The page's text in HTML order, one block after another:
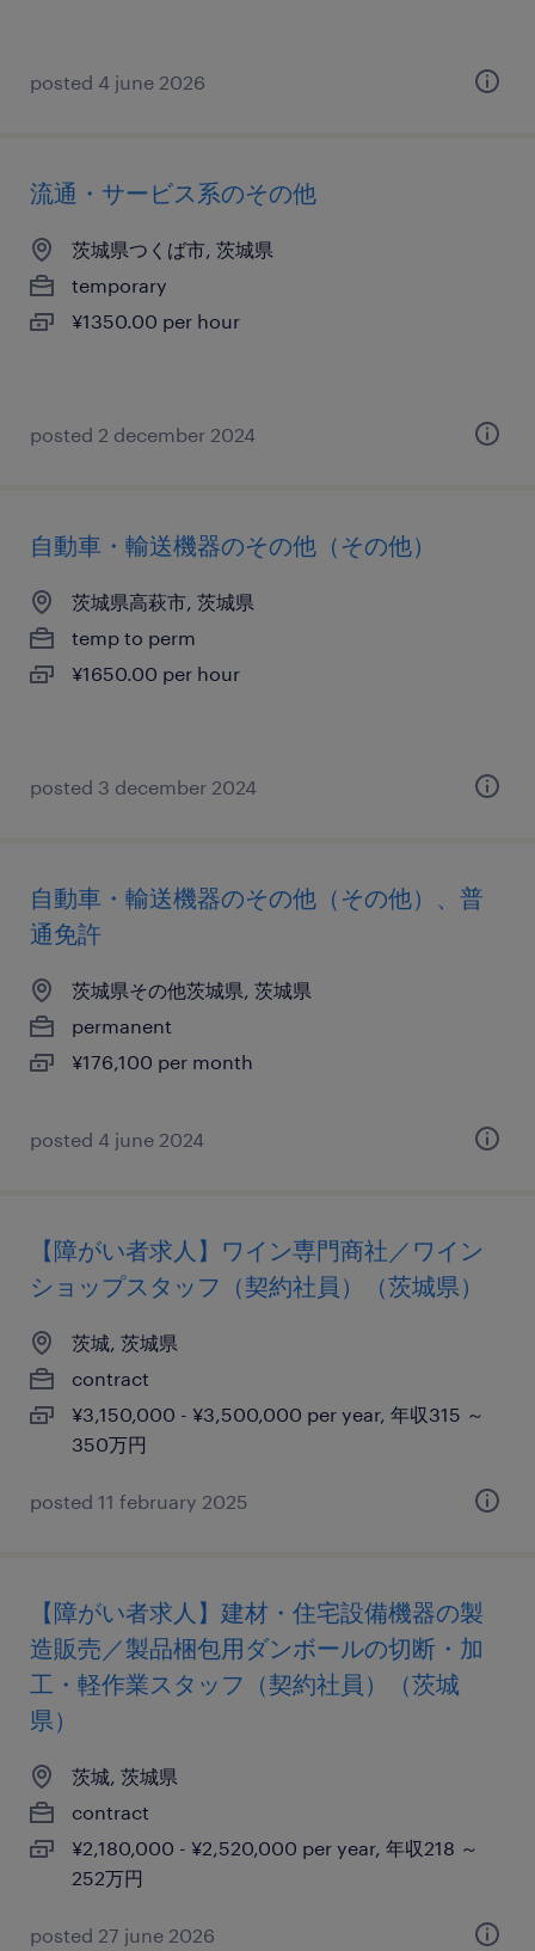
posted 4 june 2026
流通・サービス系のその他
茨城県つくば市, 茨城県
temporary
¥1350.00 per hour
posted 2 december 2024
自動車・輸送機器のその他（その他）
茨城県高萩市, 茨城県
temp to perm
¥1650.00 per hour
posted 3 december 2024
自動車・輸送機器のその他（その他）、普
通免許
茨城県その他茨城県, 茨城県
permanent
¥176,100 per month
posted 4 june 2024
【障がい者求人】ワイン専門商社／ワイン
ショップスタッフ（契約社員）（茨城県）
茨城, 茨城県
contract
¥3,150,000 - ¥3,500,000 per year, 年収315 ～
350万円
posted 11 february 2025
【障がい者求人】建材・住宅設備機器の製
造販売／製品梱包用ダンボールの切断・加
工・軽作業スタッフ（契約社員）（茨城
県）
茨城, 茨城県
contract
¥2,180,000 - ¥2,520,000 per year, 年収218 ～
252万円
posted 27 june 2026